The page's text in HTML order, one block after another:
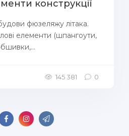
конструкції
фюзеляжу літака.
елементи (шпангоути,
145 381 0